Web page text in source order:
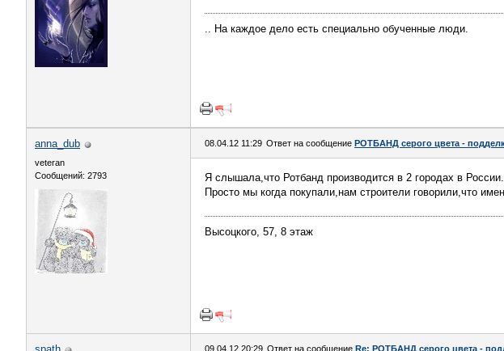
.. На каждое дело есть специально обученные люди.
anna_dub
veteran
Сообщений: 2793
08.04.12 11:29 Ответ на сообщение РОТБАНД серого цвета -
Я слышала,что Ротбанд производится в 2 городах в
Просто мы когда покупали,нам строители говорили,что
Высоцкого, 57, 8 этаж
09.04.12 20:29 Ответ на сообщение Re: РОТБАНД серого цвета -